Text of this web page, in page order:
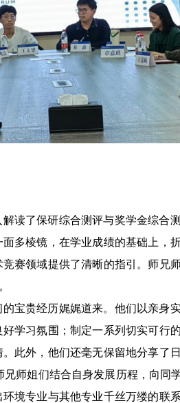
读了保研综合测评与奖学金综合
多棱镜，在学业成绩的基础上，
赛领域提供了清晰的指引。师兄
宝贵经历娓娓道来。他们以亲身
学习氛围；制定一系列切实可行
此外，他们还毫无保留地分享了
师姐们结合自身发展历程，向同
境专业与其他专业千丝万缕的联